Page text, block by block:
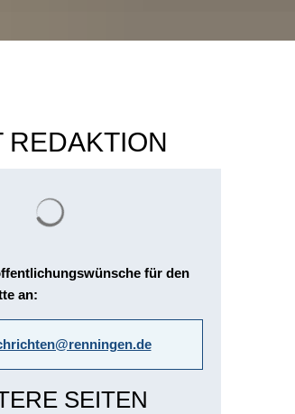
REDAKTION
für den
an:
SEITEN